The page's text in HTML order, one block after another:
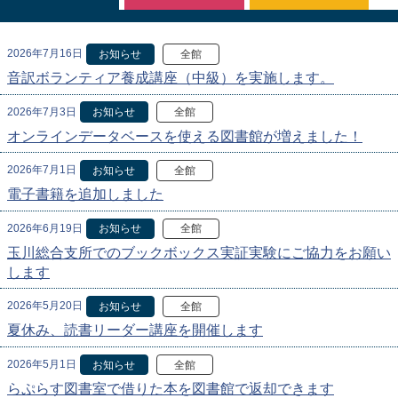
2026年7月16日 お知らせ 全館
音訳ボランティア養成講座（中級）を実施します。
2026年7月3日 お知らせ 全館
オンラインデータベースを使える図書館が増えました！
2026年7月1日 お知らせ 全館
電子書籍を追加しました
2026年6月19日 お知らせ 全館
玉川総合支所でのブックボックス実証実験にご協力をお願い
します
2026年5月20日 お知らせ 全館
夏休み、読書リーダー講座を開催します
2026年5月1日 お知らせ 全館
らぷらす図書室で借りた本を図書館で返却できます